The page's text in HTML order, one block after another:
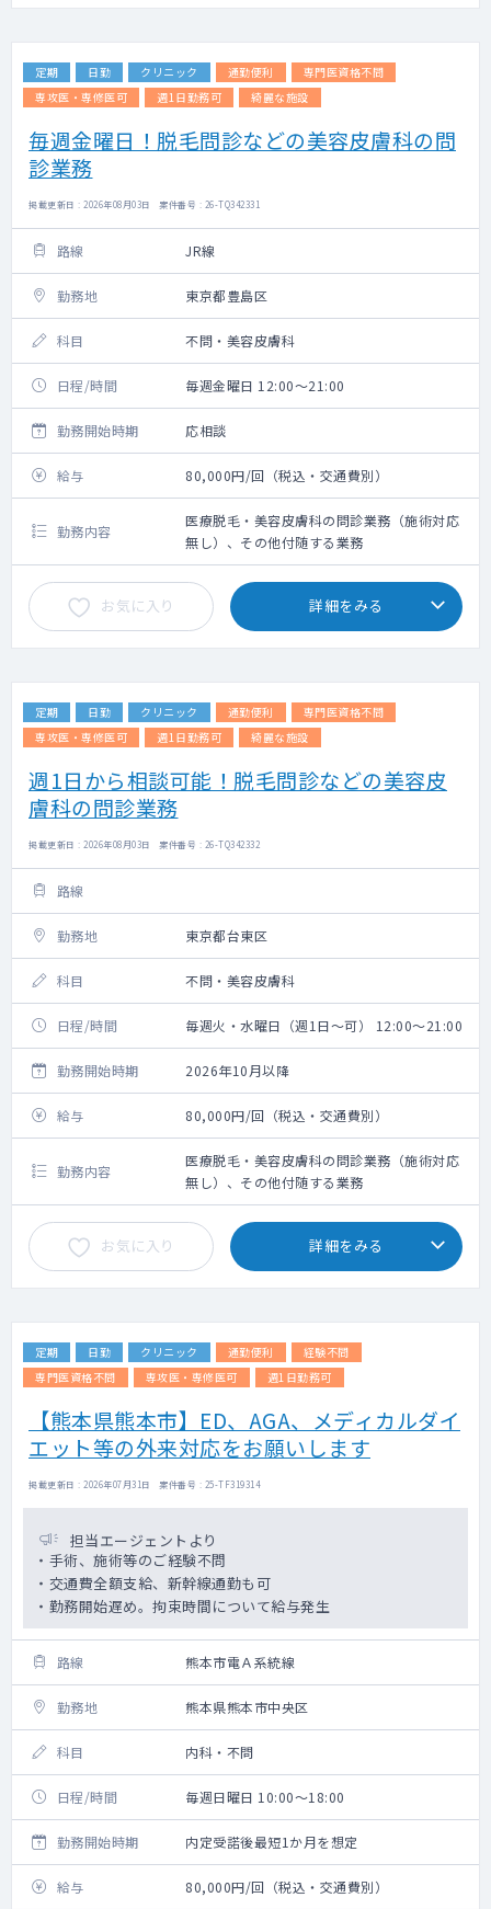
定期 日勤 クリニック 通勤便利
専門医資格不問
専攻医・専修医可
週1日勤務可 綺麗な施設
毎週金曜日！脱毛問診などの美容皮膚科の問
診業務
掲載更新日 : 2026年08月03日 案件番号 : 26-TQ342331
路線 JR線
勤務地 東京都豊島区
科目 不問・美容皮膚科
日程/時間 毎週金曜日 12:00～21:00
勤務開始時期 応相談
給与 80,000円/回（税込・交通費別）
勤務内容
医療脱毛・美容皮膚科の問診業務（施術対応
無し）、その他付随する業務
お気に入り 詳細をみる
定期 日勤 クリニック 通勤便利
専門医資格不問
専攻医・専修医可
週1日勤務可 綺麗な施設
週1日から相談可能！脱毛問診などの美容皮
膚科の問診業務
掲載更新日 : 2026年08月03日 案件番号 : 26-TQ342332
路線
勤務地 東京都台東区
科目 不問・美容皮膚科
日程/時間 毎週火・水曜日（週1日～可） 12:00～21:00
勤務開始時期 2026年10月以降
給与 80,000円/回（税込・交通費別）
勤務内容
医療脱毛・美容皮膚科の問診業務（施術対応
無し）、その他付随する業務
お気に入り 詳細をみる
定期 日勤 クリニック 通勤便利
経験不問
専門医資格不問
専攻医・専修医可 週1日勤務可
【熊本県熊本市】ED、AGA、メディカルダイ
エット等の外来対応をお願いします
掲載更新日 : 2026年07月31日 案件番号 : 25-TF319314
担当エージェントより
・手術、施術等のご経験不問
・交通費全額支給、新幹線通勤も可
・勤務開始遅め。拘束時間について給与発生
路線 熊本市電Ａ系統線
勤務地 熊本県熊本市中央区
科目 内科・不問
日程/時間 毎週日曜日 10:00～18:00
勤務開始時期 内定受諾後最短1か月を想定
給与 80,000円/回（税込・交通費別）